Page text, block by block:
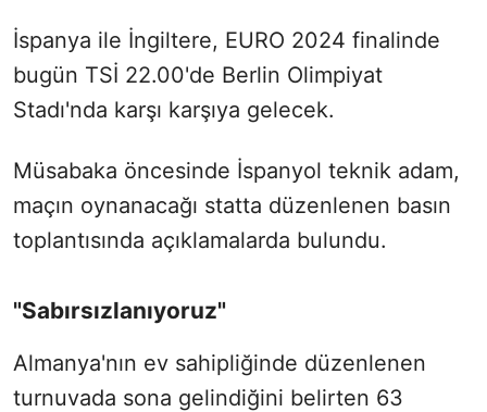
İspanya ile İngiltere, EURO 2024 finalinde
bugün TSİ 22.00'de Berlin Olimpiyat
Stadı'nda karşı karşıya gelecek.
Müsabaka öncesinde İspanyol teknik adam,
maçın oynanacağı statta düzenlenen basın
toplantısında açıklamalarda bulundu.
"Sabırsızlanıyoruz"
Almanya'nın ev sahipliğinde düzenlenen
turnuvada sona gelindiğini belirten 63